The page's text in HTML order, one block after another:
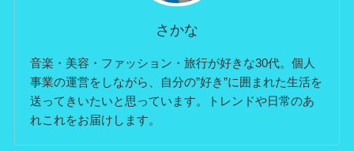
さかな
音楽・美容・ファッション・旅行が好きな30代。個人
事業の運営をしながら、自分の”好き”に囲まれた生活を
送ってきいたいと思っています。トレンドや日常のあ
れこれをお届けします。